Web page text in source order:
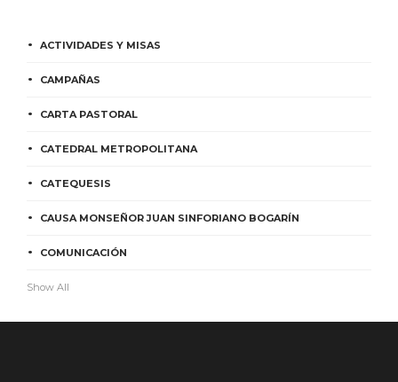
ACTIVIDADES Y MISAS
CAMPAÑAS
CARTA PASTORAL
CATEDRAL METROPOLITANA
CATEQUESIS
CAUSA MONSEÑOR JUAN SINFORIANO BOGARÍN
COMUNICACIÓN
Show All